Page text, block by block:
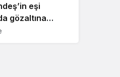
eşi
gözaltına